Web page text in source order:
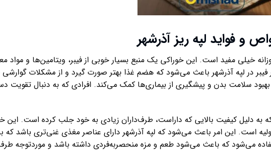
و فواید لپه ریز آذرشهر
خیلی مفید است. این خوراکی یک منبع بسیار خوبی از فیبر، ویتامین‌ها و مواد
لپه آذرشهر باعث می‌شود که هضم غذا بهتر صورت گیرد و از مشکلات گوارشی
سلامت بدن و پیشگیری از بیماری‌ها کمک می‌کند. افرادی که به دنبال تقویت
دلیل کیفیت بالایی که داراست، طرف‌داران زیادی به خود جلب کرده است. این
است. این امر باعث می‌شود که لپه آذرشهر دارای عناصر مغذی غنی‌تری باشد که
می‌شود که باعث می‌شود طعم و مزه منحصربه‌فردی داشته باشد و موردتوجه